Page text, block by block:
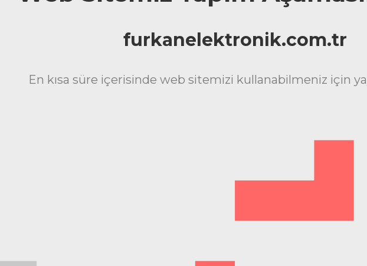
furkanelektronik.com.tr
En kısa süre içerisinde web sitemizi kullanabilmeniz için